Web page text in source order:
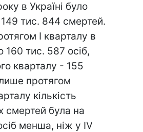
в Україні було
тис. 844 смертей.
І кварталу в
160 тис. 587 осіб,
кварталу - 155
протягом
кількість
смертей була на
менша, ніж у IV